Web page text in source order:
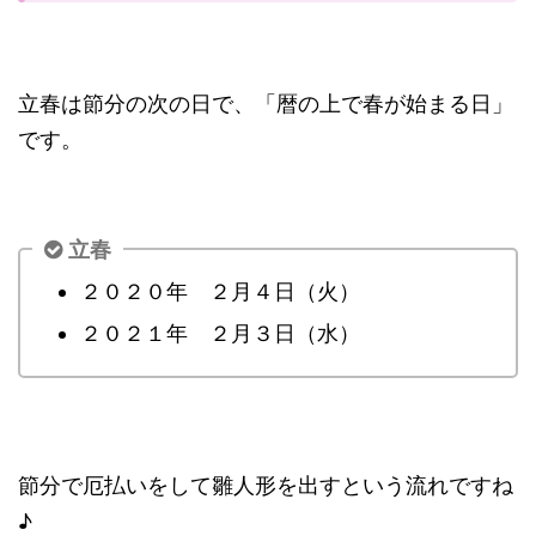
立春は節分の次の日で、「暦の上で春が始まる日」
です。
立春
２０２０年 ２月４日（火）
２０２１年 ２月３日（水）
節分で厄払いをして雛人形を出すという流れですね
♪